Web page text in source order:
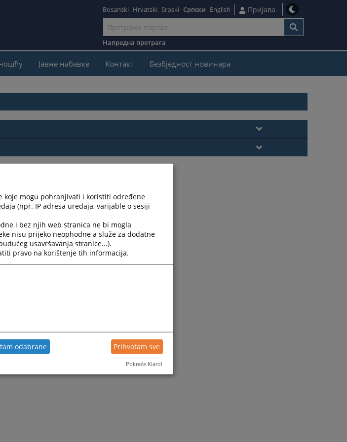
садржај
Bosanski Hrvatski Srpski Српски English Пријава
Напредна претрага
Јавне набавке Контакт Безбjедност новинара
koje mogu pohranjivati i koristiti određene
(npr. IP adresa uređaja, varijable o sesiji
i bez njih web stranica ne bi mogla
nisu prijeko neophodne a služe za dodatne
usavršavanja stranice...).
pravo na korištenje tih informacija.
odabrane Prihvatam sve
Pokreće Klaro!